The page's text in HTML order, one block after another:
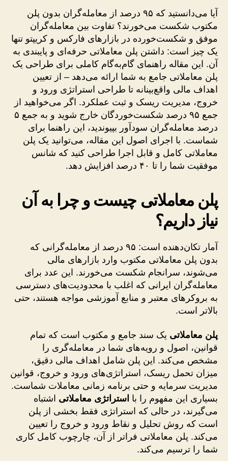
آیا می‌دانستید که ۹۵ درصد از معامله‌گران بدون پلن
مکتوب شکست می‌خورند؟ تفاوت بین معامله‌گران
موفق و شکست‌خورده در بازارهای فارکس و کریپتو تنها
یک چیز است: داشتن پلن معاملاتی حرفه‌ای و پایبندی به
آن. این مقاله راهنمای گام‌به‌گام کاملی برای طراحی یک
پلن معاملاتی جامع به شما ارائه می‌دهد – از تعیین
اهداف مالی واقع‌بینانه تا طراحی استراتژی ورود و
خروج، مدیریت ریسک و ثبت عملکرد. اگر می‌خواهید از
جمع ۹۵ درصد شکست‌خوردگان خارج شوید و به جمع ۵
درصد معامله‌گران سودآور بپیوندید، این راهنما برای
شماست. با اجرای اصول این مقاله، می‌توانید یک پلن
معاملاتی کامل و قابل اجرا طراحی کنید که شانس
موفقیت شما را تا ۴۰ درصد افزایش دهد.
پلن معاملاتی چیست و چرا به آن
نیاز داریم؟
آمار تکان‌دهنده است: ۹۵ درصد از معامله‌گرانی که
بدون پلن معاملاتی مکتوب وارد بازارهای مالی
می‌شوند، سرانجام شکست می‌خورند. این عدد برای
معامله‌گران ایرانی که اغلب با محدودیت‌های دسترسی
به بروکرهای معتبر و منابع آموزشی مواجه هستند، حتی
بالاتر است.
پلن معاملاتی یک سند جامع و مکتوب است که تمام
قوانین، اصول و رویه‌های شما در معامله‌گری را
مشخص می‌کند. این پلن شامل اهداف مالی دقیق،
میزان تحمل ریسک، استراتژی‌های ورود و خروج، قوانین
مدیریت سرمایه و حتی برنامه زمانی معاملات شماست.
بسیاری این مفهوم را با استراتژی معاملاتی اشتباه
می‌گیرند، در حالی که استراتژی فقط بخشی از پلن
است که روش تحلیل و نقاط ورود و خروج را تعیین
می‌کند. پلن معاملاتی فراتر از آن، چارچوب کامل کاری
شما را ترسیم می‌کند.